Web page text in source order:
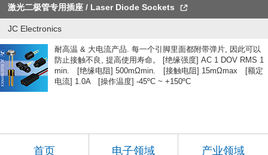
激光二极管专用插座 / Laser Diode Sockets
JC Electronics
耐高温 & 大电流产品. 每一个引脚里面都附带弹片, 因此可以
防止接触不良, 提高使用寿命。 [绝缘强度] AC 1 DOV RMS 1
min. [绝缘电阻] 500mΩmin. [接触电阻] 15mΩmax [额定
电流] 1.0A [操作温度] -45ºC ~ +150ºC
首页 电子领域 产业领域